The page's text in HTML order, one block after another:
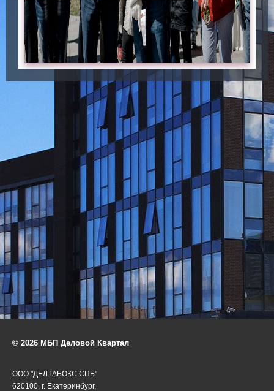
© 2026 МБП Деловой Квартал
ООО "ДЕЛТАБОКС СПБ"
620100, г. Екатеринбург,